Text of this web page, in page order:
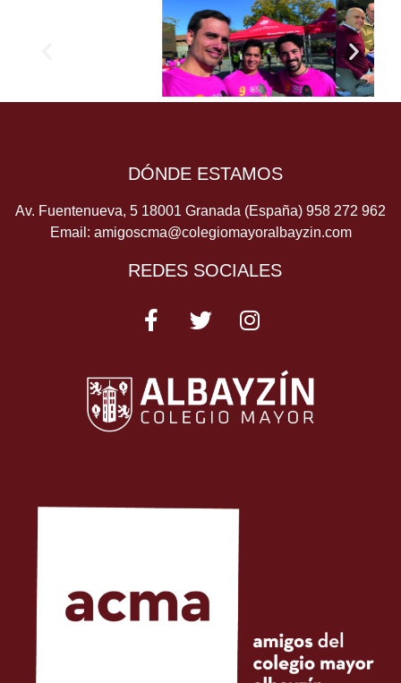
DÓNDE ESTAMOS
Av. Fuentenueva, 5 18001 Granada (España) 958 272 962
Email: amigoscma@colegiomayoralbayzin.com
REDES SOCIALES